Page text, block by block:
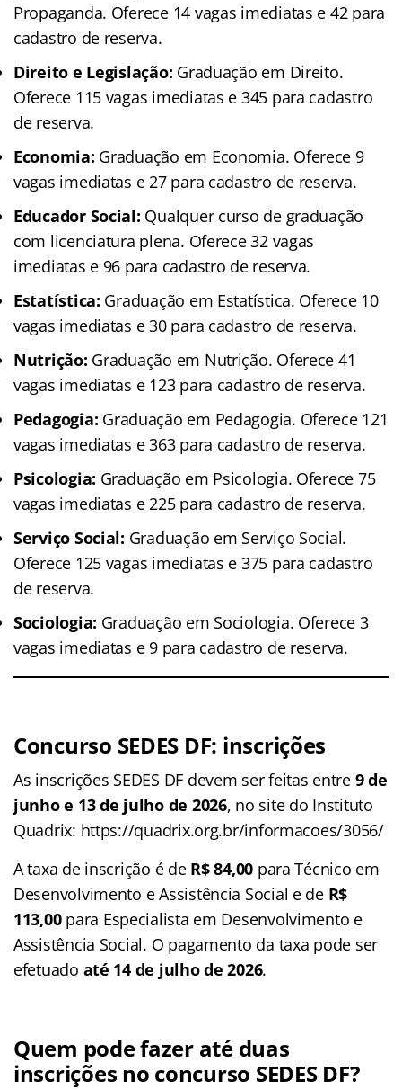
Propaganda. Oferece 14 vagas imediatas e 42 para
cadastro de reserva.
Direito e Legislação: Graduação em Direito.
Oferece 115 vagas imediatas e 345 para cadastro
de reserva.
Economia: Graduação em Economia. Oferece 9
vagas imediatas e 27 para cadastro de reserva.
Educador Social: Qualquer curso de graduação
com licenciatura plena. Oferece 32 vagas
imediatas e 96 para cadastro de reserva.
Estatística: Graduação em Estatística. Oferece 10
vagas imediatas e 30 para cadastro de reserva.
Nutrição: Graduação em Nutrição. Oferece 41
vagas imediatas e 123 para cadastro de reserva.
Pedagogia: Graduação em Pedagogia. Oferece 121
vagas imediatas e 363 para cadastro de reserva.
Psicologia: Graduação em Psicologia. Oferece 75
vagas imediatas e 225 para cadastro de reserva.
Serviço Social: Graduação em Serviço Social.
Oferece 125 vagas imediatas e 375 para cadastro
de reserva.
Sociologia: Graduação em Sociologia. Oferece 3
vagas imediatas e 9 para cadastro de reserva.
Concurso SEDES DF: inscrições
As inscrições SEDES DF devem ser feitas entre 9 de
junho e 13 de julho de 2026, no site do Instituto
Quadrix: https://quadrix.org.br/informacoes/3056/
A taxa de inscrição é deR$ 84,00 para Técnico em
Desenvolvimento e Assistência Social e de R$
113,00para Especialista em Desenvolvimento e
Assistência Social. O pagamento da taxa pode ser
efetuado até 14 de julho de 2026.
Quem pode fazer até duas
inscrições no concurso SEDES DF?